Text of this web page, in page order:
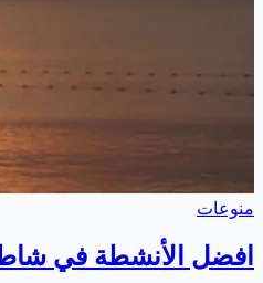
منوعات
افضل الأنشطة في